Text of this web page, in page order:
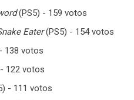
(PS5) - 159 votos
Eater(PS5) - 154 votos
138 votos
122 votos
- 111 votos